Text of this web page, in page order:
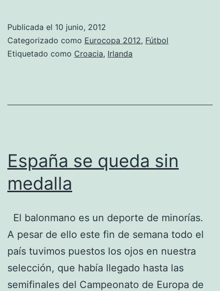
Publicada el 10 junio, 2012
Categorizado como Eurocopa 2012, Fútbol
Etiquetado como Croacia, Irlanda
España se queda sin
medalla
El balonmano es un deporte de minorías.
A pesar de ello este fin de semana todo el
país tuvimos puestos los ojos en nuestra
selección, que había llegado hasta las
semifinales del Campeonato de Europa de